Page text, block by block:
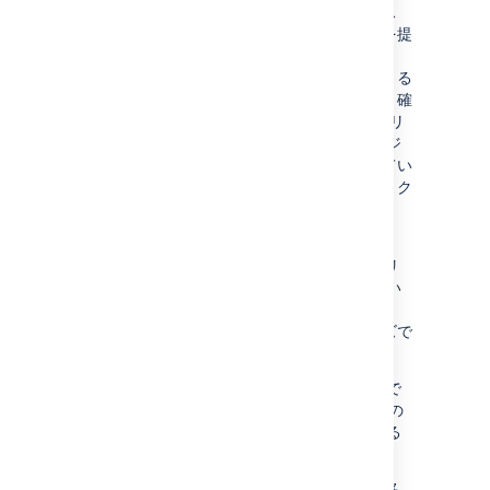
顧客はシンプルなフォームによって、サービス
プロジェクトの作業に必要な多数の初期情報を提
顧客に対してサポートのリクエストに使用できる
明確で簡潔なオプションが用意されています。確
固としたサービス カタログによってサービス リ
クエストが優先されて、適切なサービス エージ
ェントとコンタクトを取れることが保証されてい
ます。また、エージェントは作業開始前に、リク
IT サービス管理テンプレートには、一般的なリ
クエスト向けのサービス カタログが付属してい
プ」と呼ばれ、ニーズに合わせてカスタマイズで
最初に、サービス プロジェクトの最も一般的で
緊急を要する IT タスクを確認します。これらの
タスクごとに対応するリクエスト タイプがある